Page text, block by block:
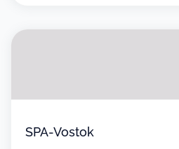
SPA-Vostok